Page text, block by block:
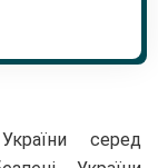
серед